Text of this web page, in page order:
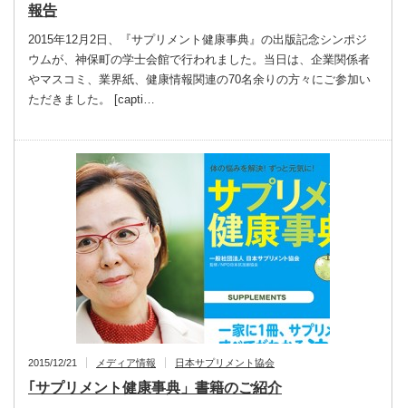
報告
2015年12月2日、『サプリメント健康事典』の出版記念シンポジ
ウムが、神保町の学士会館で行われました。当日は、企業関係者
やマスコミ、業界紙、健康情報関連の70名余りの方々にご参加い
ただきました。 [capti…
2015/12/21 メディア情報 日本サプリメント協会
｢サプリメント健康事典」書籍のご紹介